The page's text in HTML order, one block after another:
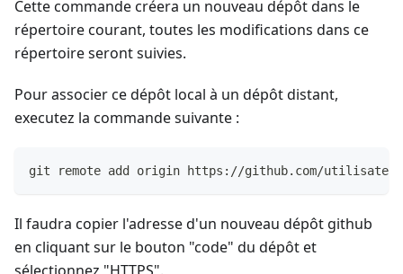
Cette commande créera un nouveau dépôt dans le
répertoire courant, toutes les modifications dans ce
répertoire seront suivies.
Pour associer ce dépôt local à un dépôt distant,
executez la commande suivante :
git remote add origin https://github.com/
Il faudra copier l'adresse d'un nouveau dépôt github
en cliquant sur le bouton "code" du dépôt et